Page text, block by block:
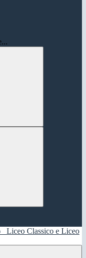
Liceo Classico e Liceo